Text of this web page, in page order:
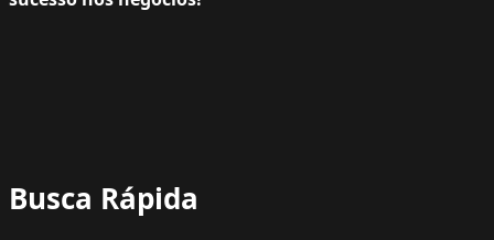
Busca Rápida